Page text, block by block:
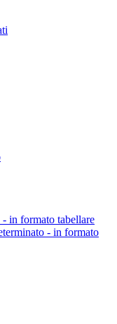
- in formato tabellare
- in formato